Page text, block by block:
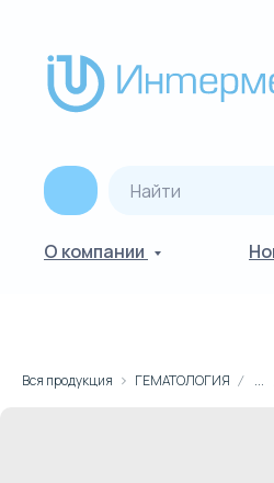
О компании
Вся продукция ГЕМАТОЛОГИЯ ...